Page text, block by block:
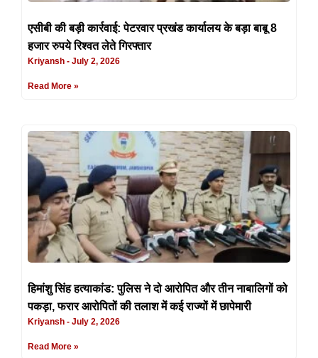
एसीबी की बड़ी कार्रवाई: पेटरवार प्रखंड कार्यालय के बड़ा बाबू 8
हजार रुपये रिश्वत लेते गिरफ्तार
Kriyansh July 2, 2026
Read More »
हिमांशु सिंह हत्याकांड: पुलिस ने दो आरोपित और तीन नाबालिगों को
पकड़ा, फरार आरोपितों की तलाश में कई राज्यों में छापेमारी
Kriyansh July 2, 2026
Read More »